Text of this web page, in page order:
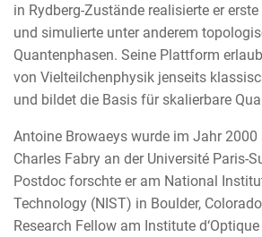
in Rydberg-Zustände realisierte er
und simulierte unter anderem
Quantenphasen. Seine Plattform
von Vielteilchenphysik jenseits
und bildet die Basis für skalierbare
Antoine Browaeys wurde im Jahr
Charles Fabry an der Université Paris-
Postdoc forschte er am National
Technology (NIST) in Boulder,
Research Fellow am Institute